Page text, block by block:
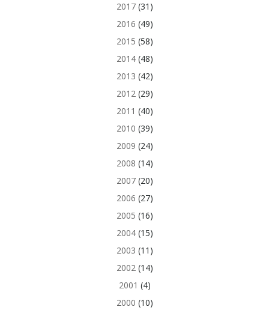
2017(31)
2016 (49)
2015 (58)
2014(48)
2013 (42)
2012(29)
2011 (40)
2010 (39)
2009 (24)
2008 (14)
2007(20)
2006 (27)
2005 (16)
2004(15)
2003 (11)
2002(14)
2001 (4)
2000 (10)